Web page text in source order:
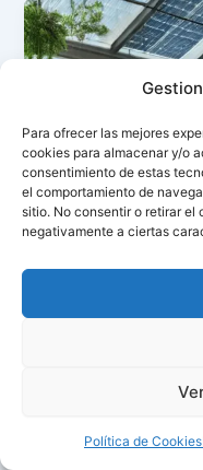
Para ofrecer las mejores
cookies para almacenar y/o
consentimiento de estas
el comportamiento de
sitio. No consentir o retirar
negativamente a ciertas
Política de Cookies